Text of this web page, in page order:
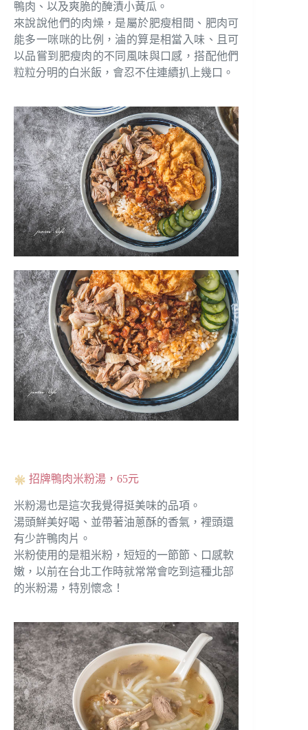
鴨肉、以及爽脆的醃漬小黃瓜。
來說說他們的肉燥，是屬於肥瘦相間、肥肉可
能多一咪咪的比例，滷的算是相當入味、且可
以品嘗到肥瘦肉的不同風味與口感，搭配他們
粒粒分明的白米飯，會忍不住連續扒上幾口。
招牌鴨肉米粉湯，65元
米粉湯也是這次我覺得挺美味的品項。
湯頭鮮美好喝、並帶著油蔥酥的香氣，裡頭還
有少許鴨肉片。
米粉使用的是粗米粉，短短的一節節、口感軟
嫩，以前在台北工作時就常常會吃到這種北部
的米粉湯，特別懷念！